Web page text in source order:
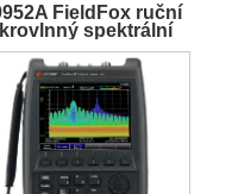
FieldFox ruční
spektrální